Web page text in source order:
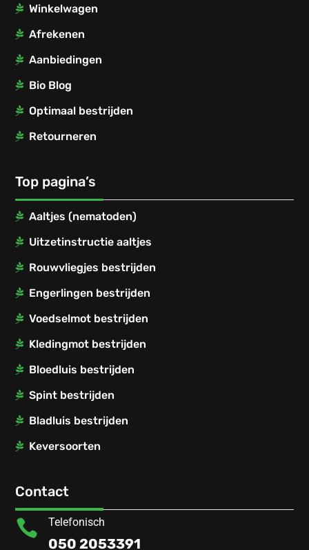
Winkelwagen
Afrekenen
Aanbiedingen
Bio Blog
Optimaal bestrijden
Retourneren
Top pagina’s
Aaltjes (nematoden)
Uitzetinstructie aaltjes
Rouwvliegjes bestrijden
Engerlingen bestrijden
Voedselmot bestrijden
Kledingmot bestrijden
Bloedluis bestrijden
Spint bestrijden
Bladluis bestrijden
Keversoorten
Contact
 Telefonisch
050 2053391